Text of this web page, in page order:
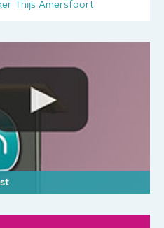
Thijs Amersfoort